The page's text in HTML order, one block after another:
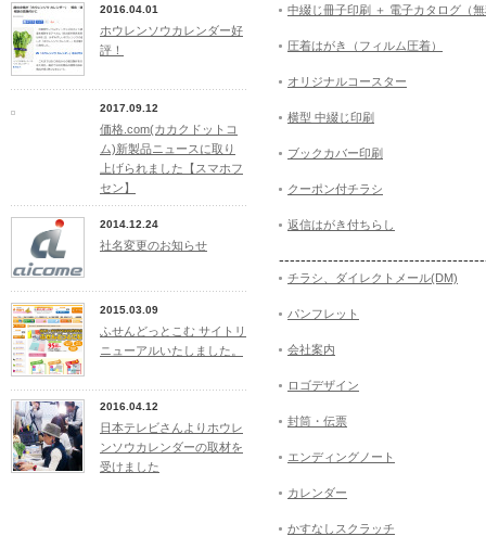
2016.04.01
ホウレンソウカレンダー好
評！
2017.09.12
価格.com(カカクドットコ
ム)新製品ニュースに取り
上げられました【スマホフ
セン】
2014.12.24
社名変更のお知らせ
2015.03.09
ふせんどっとこむ サイトリ
ニューアルいたしました。
2016.04.12
日本テレビさんよりホウレ
ンソウカレンダーの取材を
受けました
中綴じ冊子印刷 ＋ 電子カタログ（
圧着はがき（フィルム圧着）
オリジナルコースター
横型 中綴じ印刷
ブックカバー印刷
クーポン付チラシ
返信はがき付ちらし
チラシ、ダイレクトメール(DM)
パンフレット
会社案内
ロゴデザイン
封筒・伝票
エンディングノート
カレンダー
かすなしスクラッチ